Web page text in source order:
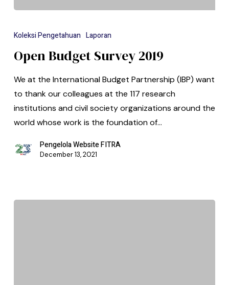
Koleksi Pengetahuan Laporan
Open Budget Survey 2019
We at the International Budget Partnership (IBP) want
to thank our colleagues at the 117 research
institutions and civil society organizations around the
world whose work is the foundation of…
Pengelola Website FITRA
December 13, 2021